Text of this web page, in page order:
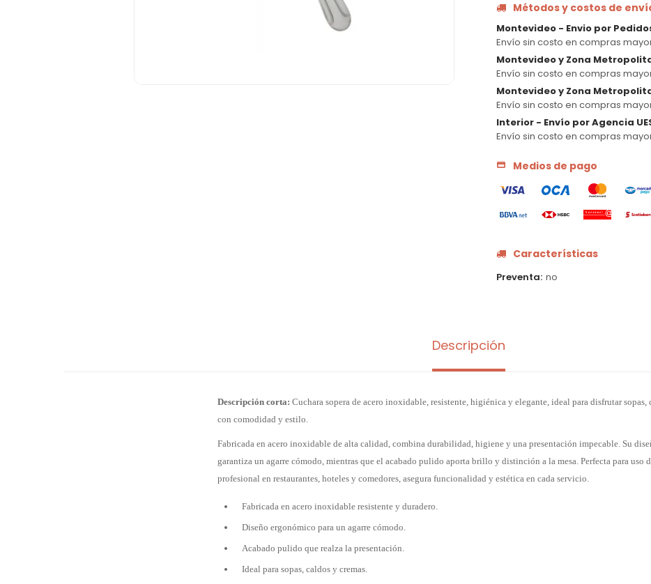
Métodos y costos de
Montevideo - Envio por
Envío sin costo en compras
Montevideo y Zona
Envío sin costo en compras
Montevideo y Zona
Envío sin costo en compras
Interior - Envío por Agencia
Envío sin costo en compras
Medios de pago
Características
Preventa no
Descripción
Descripción corta: Cuchara sopera de acero inoxidable, resistente, higiénica y elegante, ideal para disfrutar sopas,
con comodidad y estilo.
Fabricada en acero inoxidable de alta calidad, combina durabilidad, higiene y una presentación impecable. Su
garantiza un agarre cómodo, mientras que el acabado pulido aporta brillo y distinción a la mesa. Perfecta para uso
profesional en restaurantes, hoteles y comedores, asegura funcionalidad y estética en cada servicio.
Fabricada en acero inoxidable resistente y duradero.
Diseño ergonómico para un agarre cómodo.
Acabado pulido que realza la presentación.
Ideal para sopas, caldos y cremas.